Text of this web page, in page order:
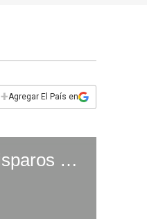
+Agregar El País en